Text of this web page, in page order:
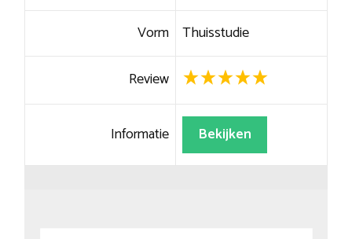
Vorm Thuisstudie
Review
Informatie Bekijken